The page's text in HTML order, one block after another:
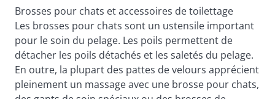
Brosses pour chats et accessoires de toilettage
Les brosses pour chats sont un ustensile important
pour le soin du pelage. Les poils permettent de
détacher les poils détachés et les saletés du pelage.
En outre, la plupart des pattes de velours apprécient
pleinement un massage avec une brosse pour chats,